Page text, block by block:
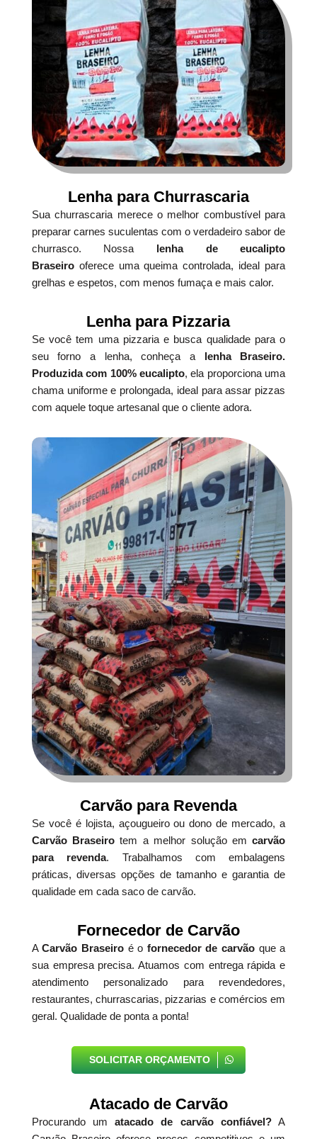
Lenha para Churrascaria
Sua churrascaria merece o melhor combustível para
preparar carnes suculentas com o verdadeiro sabor de
churrasco. Nossa lenha de eucalipto
Braseirooferece uma queima controlada, ideal para
grelhas e espetos, com menos fumaça e mais calor.
Lenha para Pizzaria
Se você tem uma pizzaria e busca qualidade para o
seu forno a lenha, conheça a lenha Braseiro.
Produzida com 100% eucalipto, ela proporciona uma
chama uniforme e prolongada, ideal para assar pizzas
com aquele toque artesanal que o cliente adora.
Carvão para Revenda
Se você é lojista, açougueiro ou dono de mercado, a
Carvão Braseiro tem a melhor solução emcarvão
para revenda. Trabalhamos com embalagens
práticas, diversas opções de tamanho e garantia de
qualidade em cada saco de carvão.
Fornecedor de Carvão
ACarvão Braseiro é o fornecedor de carvão que a
sua empresa precisa. Atuamos com entrega rápida e
atendimento personalizado para revendedores,
restaurantes, churrascarias, pizzarias e comércios em
geral. Qualidade de ponta a ponta!
SOLICITAR ORÇAMENTO
Atacado de Carvão
Procurando umatacado de carvão confiável?A